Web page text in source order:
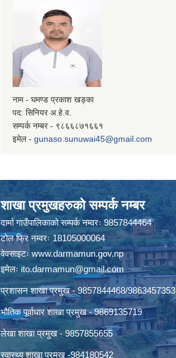
नाम - घमण्ड प्रकाश खड्का
पद: सिनियर अ.हे.व.
सम्पर्क नम्बर - ९८६६८७१६६१
इमेल - gunaso.sunuwai45@gmail.com
शाखा प्रमुखहरुको सम्पर्क नम्बर
दार्मा गाउँपालिकाको सम्पर्क नम्वरः 9857844464
टोल फ्रि नम्वरः 18105000064
वेवसाइटःwww.darmamun.gov.np
इमेलः ito.darmamun@gmail.com
प्रशासन शाखा प्रमुख - 9857844468/9863457353
भौतिक पूर्वाधार शाखा प्रमुख - 9869135719
लेखा शाखा प्रमुख - 9857855655
स्वास्थ्य शाखा प्रमुख -984180542